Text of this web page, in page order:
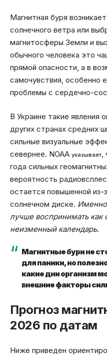
Магнитная буря
солнечного ветра или
магнитосферы Земли и
обычного человека это
прямой опасности, а в
самочувствия, особенно
проблемы с сердечно-
В Украине такие
других странах средних
сильные визуальные
севернее. NOAA указывает
года сильных
вероятность
остается повышенной из-
солнечном диске.
лучше воспринимать как
неизменный календарь.
Магнитные бури не
для паники, но
какие дни организм
внешние факторы
Прогноз
2026 по датам
Ниже приведен